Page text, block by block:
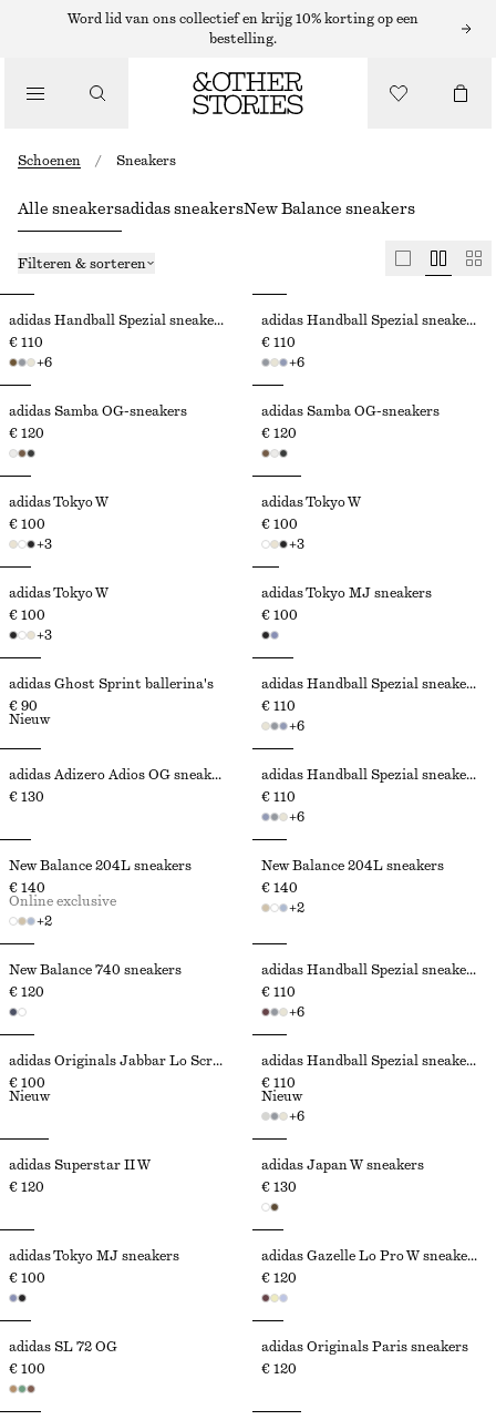
Word lid van ons collectief en krijg 10% korting op een
bestelling.
Schoenen / Sneakers
Alle sneakersadidas sneakersNew Balance sneakers
Filteren & sorteren
adidas Handball Spezial sneakers
€ 110
+6
adidas Handball Spezial sneakers
€ 110
+6
adidas Samba OG-sneakers
€ 120
adidas Samba OG-sneakers
€ 120
adidas Tokyo W
€ 100
+3
adidas Tokyo W
€ 100
+3
adidas Tokyo W
€ 100
+3
adidas Tokyo MJ sneakers
€ 100
adidas Ghost Sprint ballerina's
€ 90
Nieuw
adidas Handball Spezial sneakers
€ 110
+6
adidas Adizero Adios OG sneakers
€ 130
adidas Handball Spezial sneakers
€ 110
+6
New Balance 204L sneakers
€ 140
+2
Online exclusive
New Balance 204L sneakers
€ 140
+2
New Balance 740 sneakers
€ 120
adidas Handball Spezial sneakers
€ 110
+6
adidas Originals Jabbar Lo Scrunch sneakers
€ 100
Nieuw
adidas Handball Spezial sneakers
€ 110
+6
Nieuw
adidas Superstar II W
€ 120
adidas Japan W sneakers
€ 130
adidas Tokyo MJ sneakers
€ 100
adidas Gazelle Lo Pro W sneakers
€ 120
adidas SL 72 OG
€ 100
adidas Originals Paris sneakers
€ 120